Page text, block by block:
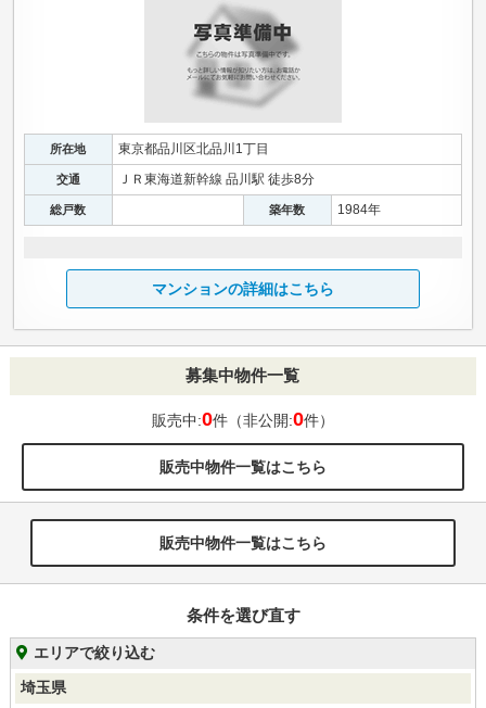
所在地 東京都品川区北品川1丁目
交通 ＪＲ東海道新幹線 品川駅 徒歩8分
総戸数 築年数 1984年
マンションの詳細はこちら
募集中物件一覧
販売中:0件（非公開:0件）
販売中物件一覧はこちら
販売中物件一覧はこちら
条件を選び直す
エリアで絞り込む
埼玉県